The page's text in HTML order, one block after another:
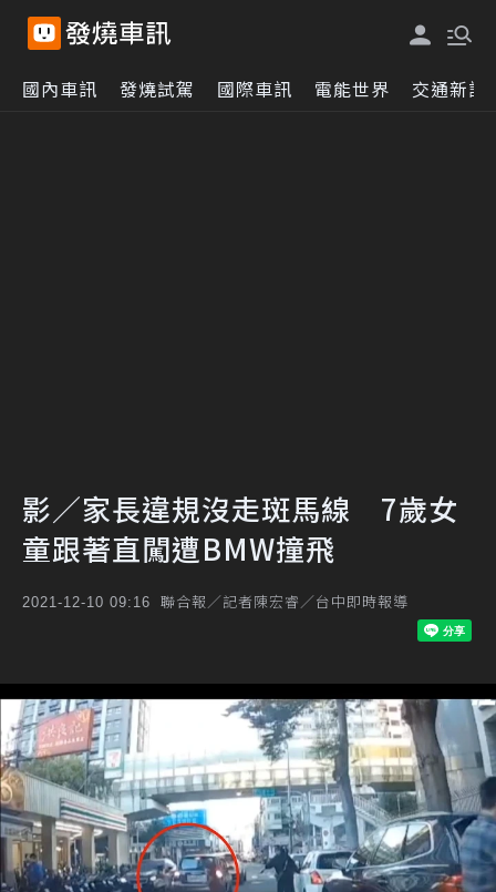
國內車訊 發燒試駕 國際車訊 電能世界 交通新訊
影／家長違規沒走斑馬線 7歲女
童跟著直闖遭BMW撞飛
2021-12-10 09:16 聯合報／記者陳宏睿／台中即時報導